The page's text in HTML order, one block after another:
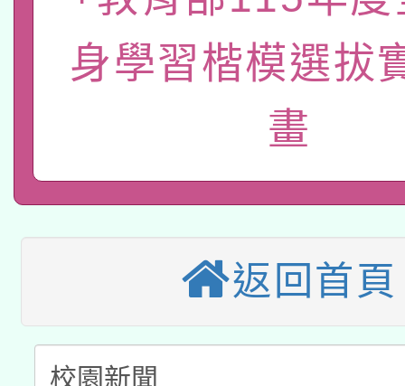
薪期間赴陸應申請許可
業技術研究院辦理「
用水績優單位及節水達
115年8月22日(星期六
桃園市孔廟祈福系列
開 智慧啟航」
本校115學年度第2次
招甄選結果公告(無人
招)
適應運動共學行動站研
本館辦理115年度閱讀
暨閱讀推動專業研習
科技賦能─人工智慧
礎課程
A3數位素養講師名單
「數位內容與教學軟體
身學習楷模選拔
畫
返回首頁